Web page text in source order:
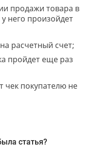
продажи товара в
него произойдет
расчетный счет;
пройдет еще раз
чек покупателю не
статья?